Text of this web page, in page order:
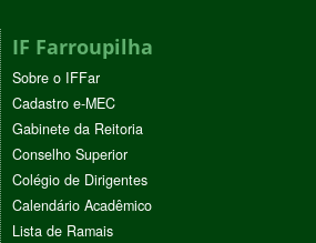
IF Farroupilha
Sobre o IFFar
Cadastro e-MEC
Gabinete da Reitoria
Conselho Superior
Colégio de Dirigentes
Calendário Acadêmico
Lista de Ramais